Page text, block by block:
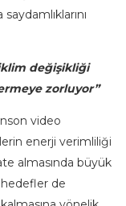
iklim değişikliği
zorluyor”
video
enerji verimliliği
almasında büyük
hedefler de